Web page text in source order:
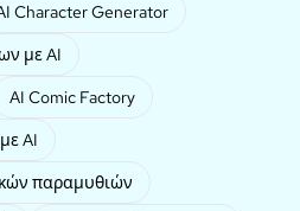
Character Generator
με AI
AI Comic Factory
AI
παραμυθιών